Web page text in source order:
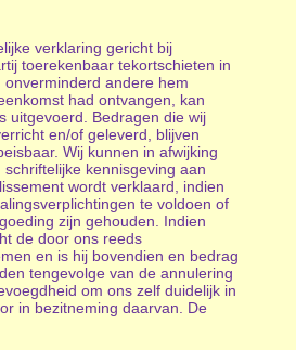
verklaring gericht bij
toerekenbaar tekortschieten in
andere hem
had ontvangen, kan
uitgevoerd. Bedragen die wij
en/of geleverd, blijven
Wij kunnen in afwijking
kennisgeving aan
wordt verklaard, indien
te voldoen of
zijn gehouden. Indien
de door ons reeds
en is hij bovendien en bedrag
tengevolge van de annulering
om ons zelf duidelijk in
in bezitneming daarvan. De